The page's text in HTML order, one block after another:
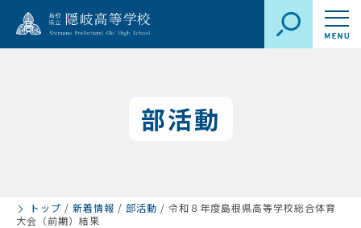
部活動
トップ / 新着情報 / 部活動 / 令和８年度島根県高等学校総合体育
大会（前期）結果